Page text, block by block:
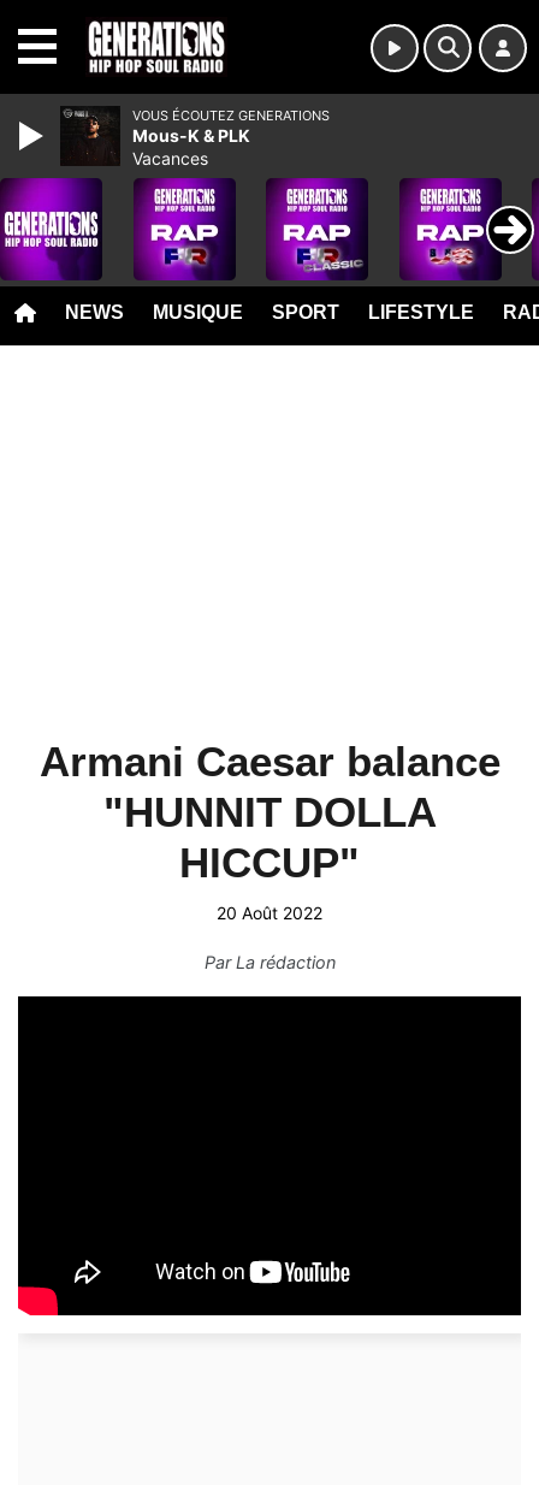
NEWS MUSIQUE SPORT LIFESTYLE
Armani Caesar balance
"HUNNIT DOLLA
HICCUP"
20 Août 2022
ParLa rédaction
VOUS ÉCOUTEZ GENERATIONS
Mous-K & PLK
Vacances